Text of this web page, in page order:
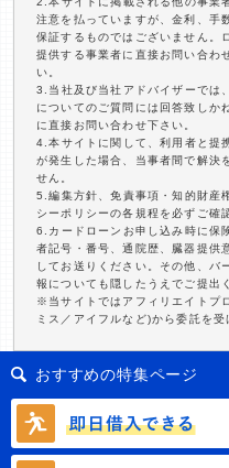
注意を払っていますが、金利、手
保証するものではございません。
提供する事業者に直接お問い合わ
い。
3.当社及び当社アドバイザーでは
についてのご質問には回答致しか
に直接お問い合わせ下さい。
4.本サイトに関して、利用者と提
が発生した場合、当事者間で解決
せん。
5.編集方針、免責事項・知的財産
シーポリシーの各規程を必ずご確
6.カードローンお申し込み時に保
者記号・番号、通院歴、臓器提供
してお送りください。その他、バ
報についても隠したうえでご提出
※当サイトではアフィリエイトプ
ミス／アイフルなど)から委託を
おすすめの特集ページ